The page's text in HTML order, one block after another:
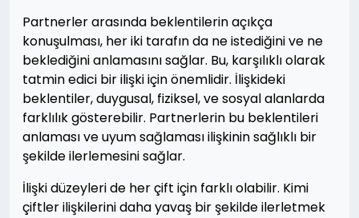
Partnerler arasında beklentilerin açıkça
konuşulması, her iki tarafın da ne istediğini ve ne
beklediğini anlamasını sağlar. Bu, karşılıklı olarak
tatmin edici bir ilişki için önemlidir. İlişkideki
beklentiler, duygusal, fiziksel, ve sosyal alanlarda
farklılık gösterebilir. Partnerlerin bu beklentileri
anlaması ve uyum sağlaması ilişkinin sağlıklı bir
şekilde ilerlemesini sağlar.
İlişki düzeyleri de her çift için farklı olabilir. Kimi
çiftler ilişkilerini daha yavaş bir şekilde ilerletmek